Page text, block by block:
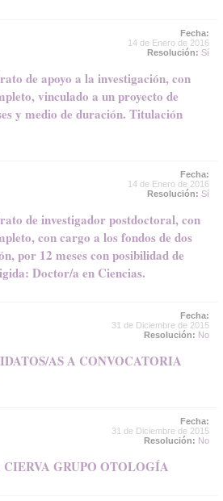
Fecha:
14 de Enero de 2016
Resolución: Sí
de apoyo a la investigación, con
vinculado a un proyecto de
y medio de duración. Titulación
Fecha:
14 de Enero de 2016
Resolución: Sí
de investigador postdoctoral, con
con cargo a los fondos de dos
por 12 meses con posibilidad de
Doctor/a en Ciencias.
Fecha:
31 de Diciembre de 2015
Resolución: No
AS A CONVOCATORIA
Fecha:
31 de Diciembre de 2015
Resolución: No
GRUPO OTOLOGÍA